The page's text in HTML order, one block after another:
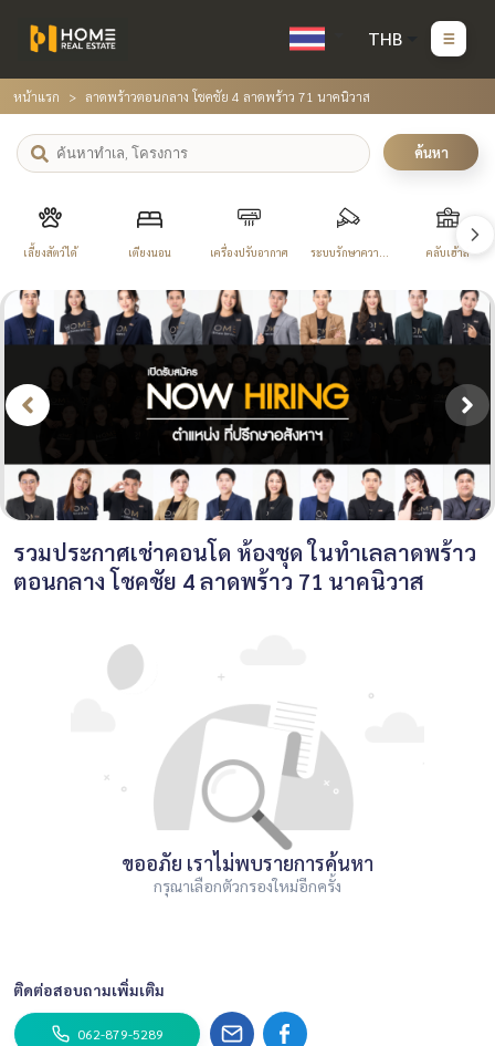
THB
หน้าแรก ลาดพร้าวตอนกลาง โชคชัย 4 ลาดพร้าว 71 นาคนิวาส
ค้นหา
เลี้ยงสัตว์ได้ เตียงนอน เครื่องปรับอากาศ ระบบรักษาความ คลับเฮ้าส์
รวมประกาศเช่าคอนโด ห้องชุด ในทำเลลาดพร้าว
ตอนกลาง โชคชัย 4 ลาดพร้าว 71 นาคนิวาส
ขออภัย เราไม่พบรายการค้นหา
กรุณาเลือกตัวกรองใหม่อีกครั้ง
ติดต่อสอบถามเพิ่มเติม
062-879-5289